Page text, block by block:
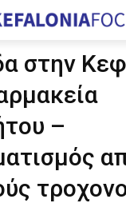
στην
–